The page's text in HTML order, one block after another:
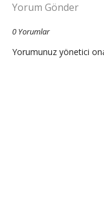
Yorum Gönder
0 Yorumlar
Yorumunuz yönetici